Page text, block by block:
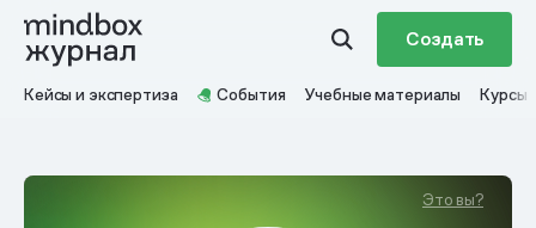
Создать
Кейсы и экспертиза События Учебные материалы Курсы
Это вы?